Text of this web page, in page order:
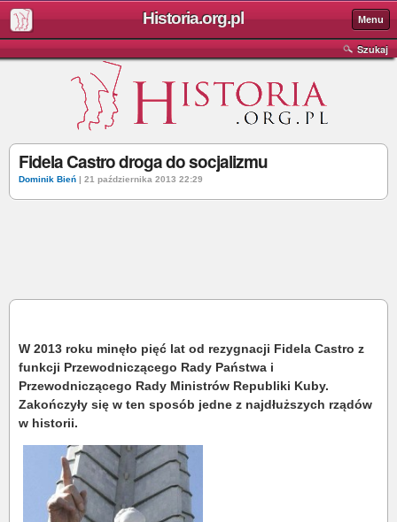
Historia.org.pl Menu
Szukaj
Fidela Castro droga do socjalizmu
Dominik Bień | 21 października 2013 22:29
W 2013 roku minęło pięć lat od rezygnacji Fidela Castro z
funkcji Przewodniczącego Rady Państwa i
Przewodniczącego Rady Ministrów Republiki Kuby.
Zakończyły się w ten sposób jedne z najdłuższych rządów
w historii.